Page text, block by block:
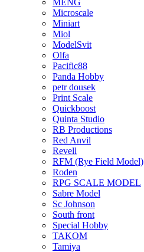
MENG
Microscale
Miniart
Miol
ModelSvit
Olfa
Pacific88
Panda Hobby
petr dousek
Print Scale
Quickboost
Quinta Studio
RB Productions
Red Anvil
Revell
RFM (Rye Field Model)
Roden
RPG SCALE MODEL
Sabre Model
Sc Johnson
South front
Special Hobby
TAKOM
Tamiya